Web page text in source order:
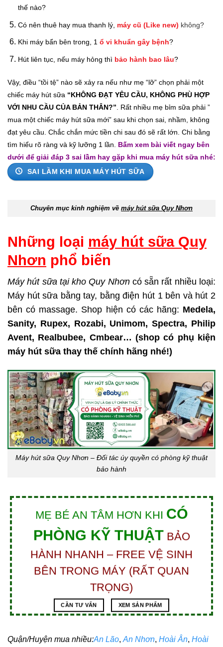
thế nào?
Có nên thuê hay mua thanh lý, máy cũ (Like new) không?
Khi máy bẩn bên trong, 1 ổ vi khuẩn gây bệnh?
Hút liên tục, nếu máy hỏng thì bảo hành bao lâu?
Vậy, điều “tồi tệ” nào sẽ xảy ra nếu như mẹ “lỡ” chọn phải một
chiếc máy hút sữa “KHÔNG ĐẠT YÊU CẦU, KHÔNG PHÙ HỢP
VỚI NHU CẦU CỦA BẢN THÂN?” . Rất nhiều mẹ bỉm sữa phải ”
mua một chiếc máy hút sữa mới” sau khi chọn sai, nhầm, không
đạt yêu cầu. Chắc chắn mức tiền chi sau đó sẽ rất lớn. Chi bằng
tìm hiểu rõ ràng và kỹ lưỡng 1 lần.
Bấm xem bài viết ngay bên
dưới để giải đáp 3 sai lầm hay gặp khi mua máy hút sữa nhé:
SAI LẦM KHI MUA MÁY HÚT SỮA
Chuyên mục kinh nghiệm về máy hút sữa Quy Nhơn
Những loại máy hút sữa Quy
Nhơn phổ biến
Máy hút sữa tại kho Quy Nhơncó sẵn rất nhiều loại:
Máy hút sữa bằng tay, bằng điện hút 1 bên và hút 2
bên có massage. Shop hiện có các hãng: Medela,
Sanity, Rupex, Rozabi, Unimom, Spectra, Philip
Avent, Realbubee, Cmbear… (shop có phụ kiện
máy hút sữa thay thế chính hãng nhé!)
Máy hút sữa Quy Nhơn – Đối tác úy quyền có phòng kỹ thuật
bảo hành
MẸ BÉ AN TÂM HƠN KHI CÓ
PHÒNG KỸ THUẬT BẢO
HÀNH NHANH – FREE VỆ SINH
BÊN TRONG MÁY (RẤT QUAN
TRỌNG)
CẦN TƯ VẤN XEM SẢN PHẨM
Quận/Huyện mua nhiều:An Lão,An Nhơn, Hoài Ân, Hoài